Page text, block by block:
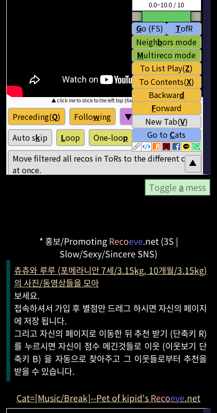
Toggle amess
* 홍보/PromotingRecoeve.net (3S |
Slow/Sexy/Sincere SNS)
츄츄와 루루 (포메라니안 7세/3.15kg, 10개월/3.15kg)
의 사진/동영상들을 모아
보세요.
접속하셔서 가입 후 별점만 드레그 하시면 자신의 페이지
에 저장 됩니다.
그리고 자신의 페이지로 이동한 뒤 추천 받기 (단축키 R)
를 누르시면 자신이 점수 메긴것들로 이웃 (이웃보기 단
축키 B) 을 자동으로 찾아주고 그 이웃들로부터 추천을
받을 수 있습니다.
Cat=[Music/Break]--Pet of kipid'sRecoeve.net